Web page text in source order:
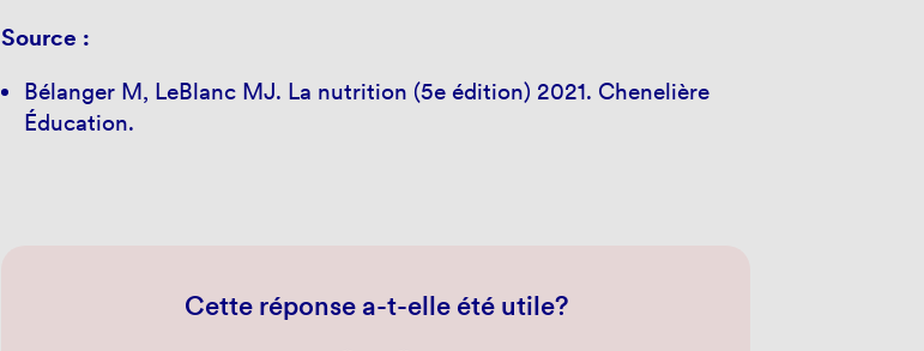
Source :
Bélanger M, LeBlanc MJ. La nutrition (5e édition) 2021. Chenelière
Éducation.
Cette réponse a-t-elle été utile?